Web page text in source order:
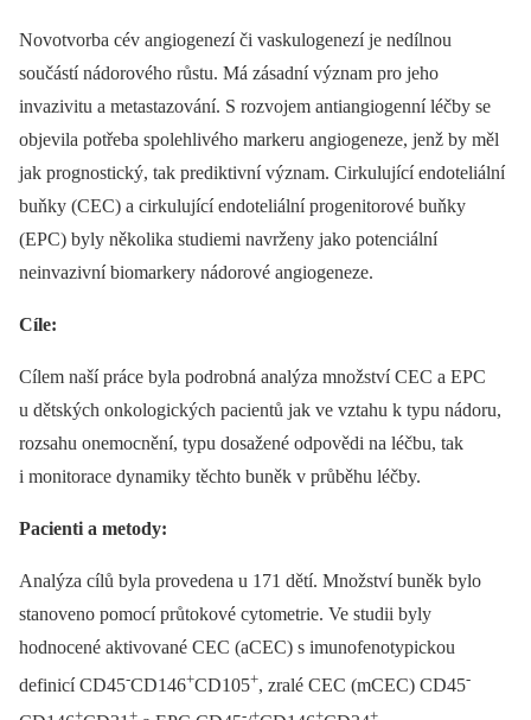
Novotvorba cév angiogenezí či vaskulogenezí je nedílnou
součástí nádorového růstu. Má zásadní význam pro jeho
invazivitu a metastazování. S rozvojem antiangiogenní léčby se
objevila potřeba spolehlivého markeru angiogeneze, jenž by měl
jak prognostický, tak prediktivní význam. Cirkulující endoteliální
buňky (CEC) a cirkulující endoteliální progenitorové buňky
(EPC) byly několika studiemi navrženy jako potenciální
neinvazivní biomarkery nádorové angiogeneze.
Cíle:
Cílem naší práce byla podrobná analýza množství CEC a EPC
u dětských onkologických pacientů jak ve vztahu k typu nádoru,
rozsahu onemocnění, typu dosažené odpovědi na léčbu, tak
i monitorace dynamiky těchto buněk v průběhu léčby.
Pacienti a metody:
Analýza cílů byla provedena u 171 dětí. Množství buněk bylo
stanoveno pomocí průtokové cytometrie. Ve studii byly
hodnocené aktivované CEC (aCEC) s imunofenotypickou
definicí CD45-CD146+CD105+, zralé CEC (mCEC) CD45-
+ + - + + +